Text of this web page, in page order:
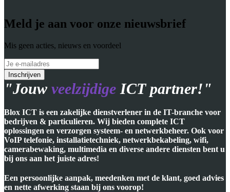
Meld je aan voor onze nieuwsbrief
Mis geen acties, nieuws en voordeel
"Jouw veelzijdige ICT partner!"
Blox ICT is een zakelijke dienstverlener in de IT-branche voor
bedrijven & particulieren. Wij bieden complete ICT
oplossingen en verzorgen systeem- en netwerkbeheer. Ook voor
VoIP telefonie, installatietechniek, netwerkbekabeling, wifi,
camerabewaking, multimedia en diverse andere diensten bent u
bij ons aan het juiste adres!
Een persoonlijke aanpak, meedenken met de klant, goed advies
en nette afwerking staan bij ons voorop!